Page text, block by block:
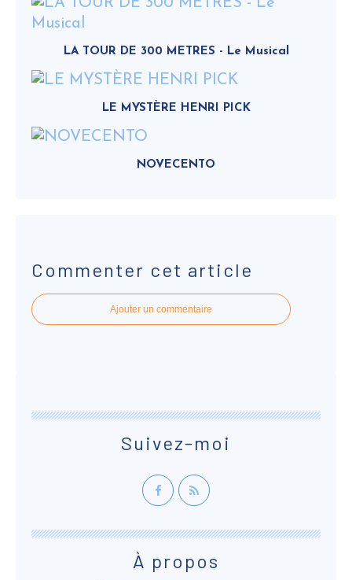
LA TOUR DE 300 METRES - Le Musical
LE MYSTÈRE HENRI PICK
NOVECENTO
Commenter cet article
Ajouter un commentaire
Suivez-moi
À propos